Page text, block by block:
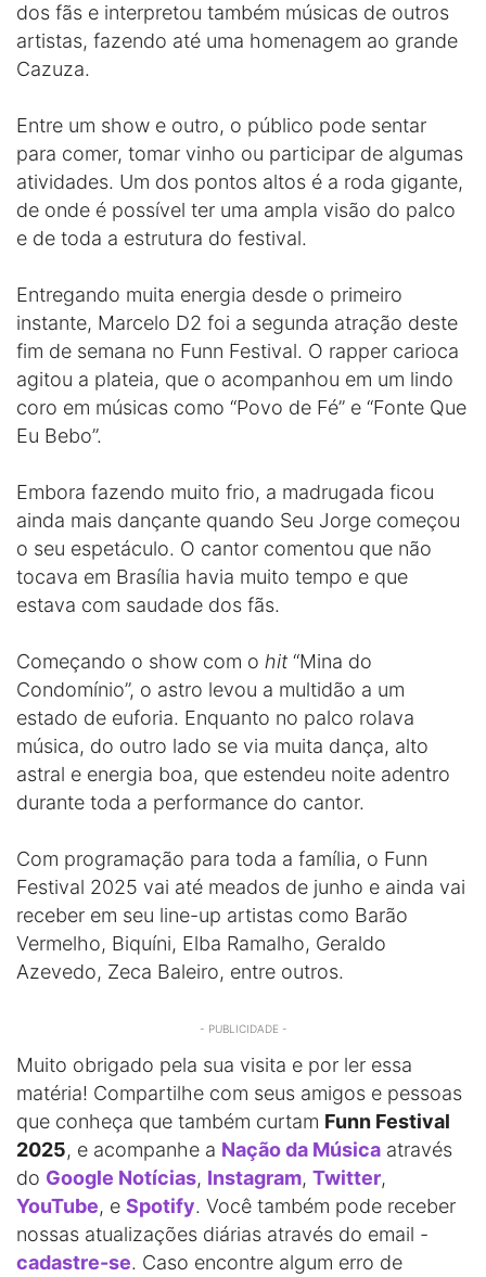
dos fãs e interpretou também músicas de outros
artistas, fazendo até uma homenagem ao grande
Cazuza.
Entre um show e outro, o público pode sentar
para comer, tomar vinho ou participar de algumas
atividades. Um dos pontos altos é a roda gigante,
de onde é possível ter uma ampla visão do palco
e de toda a estrutura do festival.
Entregando muita energia desde o primeiro
instante, Marcelo D2 foi a segunda atração deste
fim de semana no Funn Festival. O rapper carioca
agitou a plateia, que o acompanhou em um lindo
coro em músicas como “Povo de Fé” e “Fonte Que
Eu Bebo”.
Embora fazendo muito frio, a madrugada ficou
ainda mais dançante quando Seu Jorge começou
o seu espetáculo. O cantor comentou que não
tocava em Brasília havia muito tempo e que
estava com saudade dos fãs.
Começando o show com o hit “Mina do
Condomínio”, o astro levou a multidão a um
estado de euforia. Enquanto no palco rolava
música, do outro lado se via muita dança, alto
astral e energia boa, que estendeu noite adentro
durante toda a performance do cantor.
Com programação para toda a família, o Funn
Festival 2025 vai até meados de junho e ainda vai
receber em seu line-up artistas como Barão
Vermelho, Biquíni, Elba Ramalho, Geraldo
Azevedo, Zeca Baleiro, entre outros.
- PUBLICIDADE -
Muito obrigado pela sua visita e por ler essa
matéria! Compartilhe com seus amigos e pessoas
que conheça que também curtam Funn Festival
2025, e acompanhe a Nação da Música através
do Google Notícias, Instagram, Twitter,
YouTube, e Spotify. Você também pode receber
nossas atualizações diárias através do email -
cadastre-se. Caso encontre algum erro de